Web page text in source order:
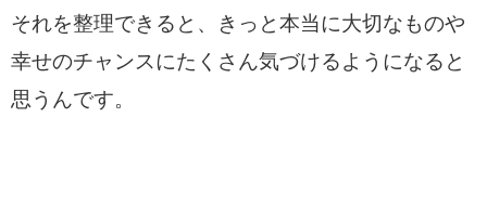
それを整理できると、きっと本当に大切なものや
幸せのチャンスにたくさん気づけるようになると
思うんです。